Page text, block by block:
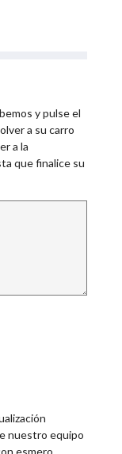
y pulse el
a su carro
a la
que finalice su
nuestro equipo
esmero,